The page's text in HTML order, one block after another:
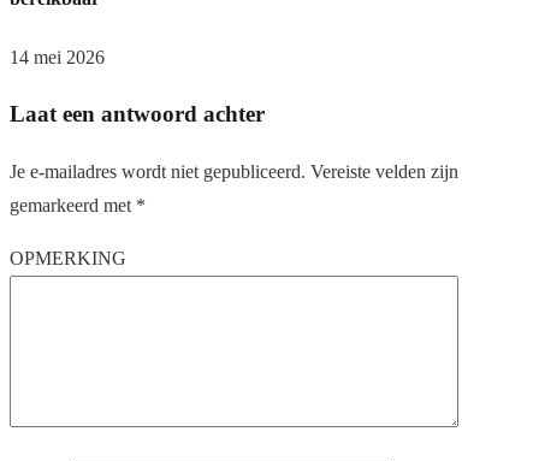
14 mei 2026
Laat een antwoord achter
Je e-mailadres wordt niet gepubliceerd. Vereiste velden zijn
gemarkeerd met *
OPMERKING